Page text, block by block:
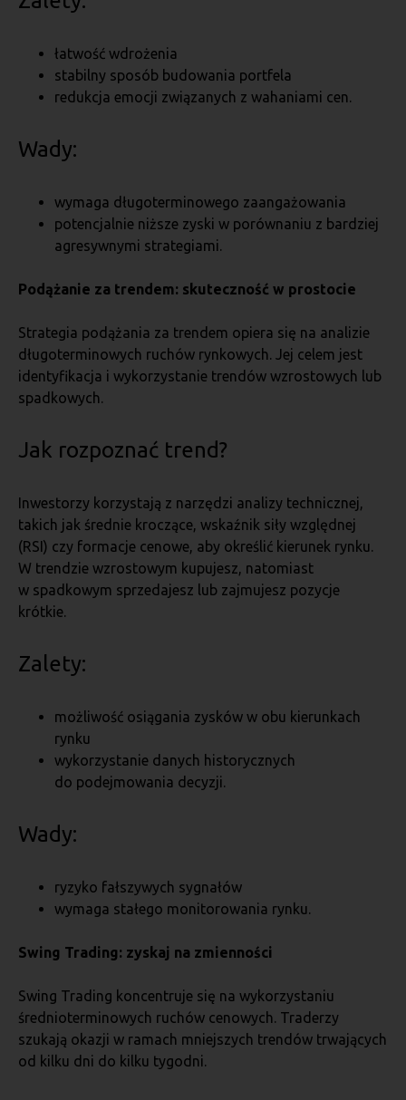
łatwość wdrożenia
stabilny sposób budowania portfela
redukcja emocji związanych z wahaniami cen.
Wady:
wymaga długoterminowego zaangażowania
potencjalnie niższe zyski w porównaniu z bardziej
agresywnymi strategiami.
Podążanie za trendem: skuteczność w prostocie
Strategia podążania za trendem opiera się na analizie
długoterminowych ruchów rynkowych. Jej celem jest
identyfikacja i wykorzystanie trendów wzrostowych lub
spadkowych.
Jak rozpoznać trend?
Inwestorzy korzystają z narzędzi analizy technicznej,
takich jak średnie kroczące, wskaźnik siły względnej
(RSI) czy formacje cenowe, aby określić kierunek rynku.
W trendzie wzrostowym kupujesz, natomiast
w spadkowym sprzedajesz lub zajmujesz pozycje
krótkie.
Zalety:
możliwość osiągania zysków w obu kierunkach
rynku
wykorzystanie danych historycznych
do podejmowania decyzji.
Wady:
ryzyko fałszywych sygnałów
wymaga stałego monitorowania rynku.
Swing Trading: zyskaj na zmienności
Swing Trading koncentruje się na wykorzystaniu
średnioterminowych ruchów cenowych. Traderzy
szukają okazji w ramach mniejszych trendów trwających
od kilku dni do kilku tygodni.